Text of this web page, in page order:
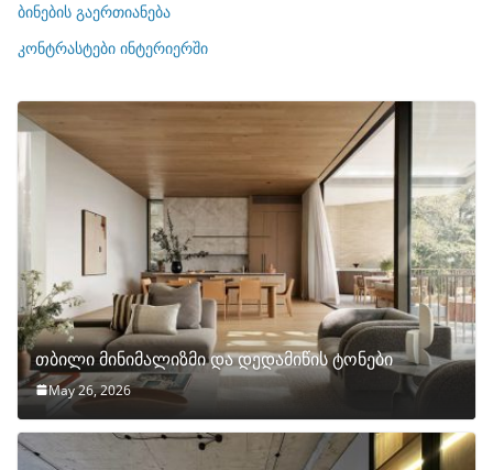
ბ
ი
ბინების გაერთიანება
კონტრასტები ინტერიერში
თბილი მინიმალიზმი და დედამიწის ტონები
May 26, 2026